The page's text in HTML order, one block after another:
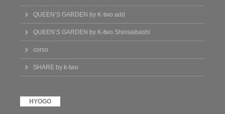
QUEEN’S GARDEN by K-two add
QUEEN’S GARDEN by K-two Shinsaibashi
corso
SHARE by k-two